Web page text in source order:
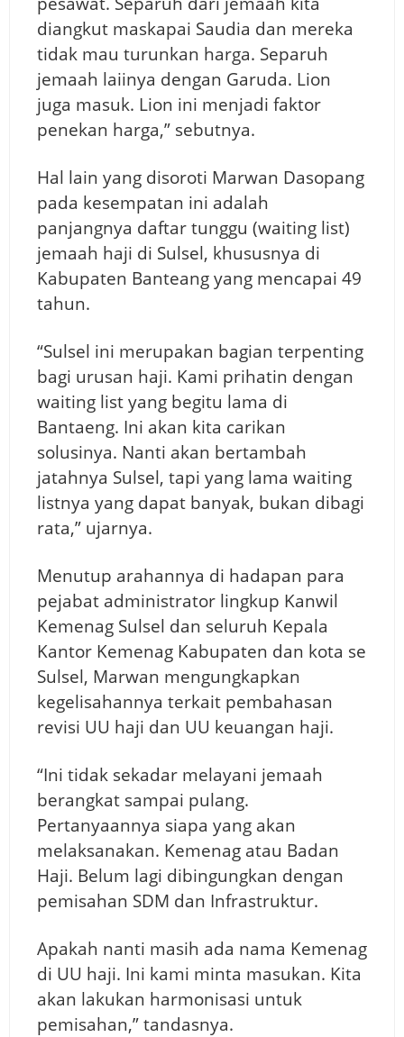
diangkut maskapai Saudia dan mereka
tidak mau turunkan harga. Separuh
jemaah laiinya dengan Garuda. Lion
juga masuk. Lion ini menjadi faktor
penekan harga,” sebutnya.
Hal lain yang disoroti Marwan Dasopang
pada kesempatan ini adalah
panjangnya daftar tunggu (waiting list)
jemaah haji di Sulsel, khususnya di
Kabupaten Banteang yang mencapai 49
tahun.
“Sulsel ini merupakan bagian terpenting
bagi urusan haji. Kami prihatin dengan
waiting list yang begitu lama di
Bantaeng. Ini akan kita carikan
solusinya. Nanti akan bertambah
jatahnya Sulsel, tapi yang lama waiting
listnya yang dapat banyak, bukan dibagi
rata,” ujarnya.
Menutup arahannya di hadapan para
pejabat administrator lingkup Kanwil
Kemenag Sulsel dan seluruh Kepala
Kantor Kemenag Kabupaten dan kota se
Sulsel, Marwan mengungkapkan
kegelisahannya terkait pembahasan
revisi UU haji dan UU keuangan haji.
“Ini tidak sekadar melayani jemaah
berangkat sampai pulang.
Pertanyaannya siapa yang akan
melaksanakan. Kemenag atau Badan
Haji. Belum lagi dibingungkan dengan
pemisahan SDM dan Infrastruktur.
Apakah nanti masih ada nama Kemenag
di UU haji. Ini kami minta masukan. Kita
akan lakukan harmonisasi untuk
pemisahan,” tandasnya.